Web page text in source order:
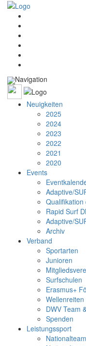
Navigation
Neuigkeiten
2025
2024
2023
2022
2021
2020
Events
Adaptive/
Rapid Surf
Adaptive/
Archiv
Verband
Sportarten
Junioren
Surfschulen
Erasmus+
DWV Team
Spenden
Leistungssport